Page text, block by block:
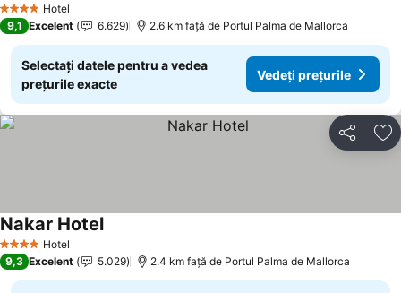
4 Stele Hotel
9,1 Excelent 6.629 2.6 km faţă de Portul Palma de Mallorca
Selectați datele pentru a vedea
prețurile exacte
Vedeți prețurile
Distribuiți
4 Stele Hotel
Nakar HotelVedeți prețurile
9,3 Excelent 5.029 2.4 km faţă de Portul Palma de Mallorca